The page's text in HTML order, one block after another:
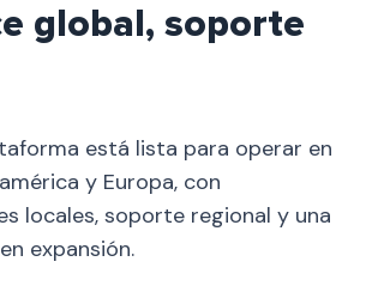
global, soporte
está lista para operar en
y Europa, con
locales, soporte regional y una
expansión.